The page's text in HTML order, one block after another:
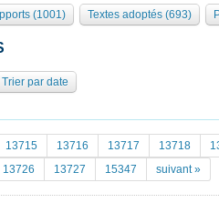
Présidents Bureau Collège des
clés
l'Assemblée ... )
(1001) Textes adoptés (693)
Trier par date
13715 13716 13717 13718
13726 13727 15347 suivant »